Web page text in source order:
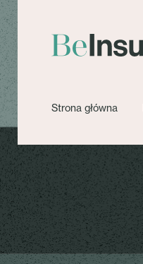
Strona główna